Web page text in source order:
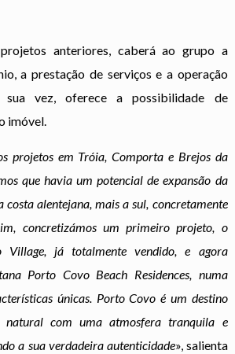
anteriores, caberá ao grupo a
a prestação de serviços e a operação
vez, oferece a possibilidade de
imóvel.
projetos em Tróia, Comporta e Brejos da
que havia um potencial de expansão da
alentejana, mais a sul, concretamente
concretizámos um primeiro projeto, o
Village, já totalmente vendido, e agora
Porto Covo Beach Residences, numa
únicas. Porto Covo é um destino
natural com uma atmosfera tranquila e
a sua verdadeira autenticidade», salienta